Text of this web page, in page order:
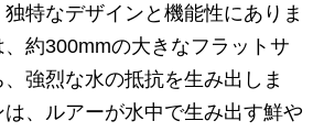
特なデザインと機能性にありま
約300mmの大きなフラットサ
強烈な水の抵抗を生み出しま
、ルアーが水中で生み出す鮮や